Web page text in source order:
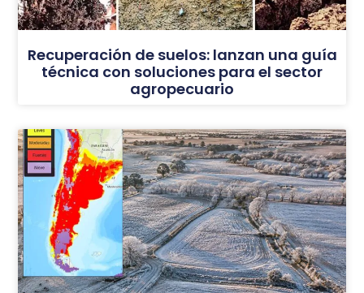
Recuperación de suelos: lanzan una guía
técnica con soluciones para el sector
agropecuario